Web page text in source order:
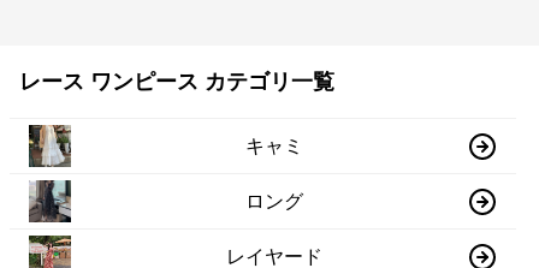
レース ワンピース カテゴリ一覧
キャミ
ロング
レイヤード